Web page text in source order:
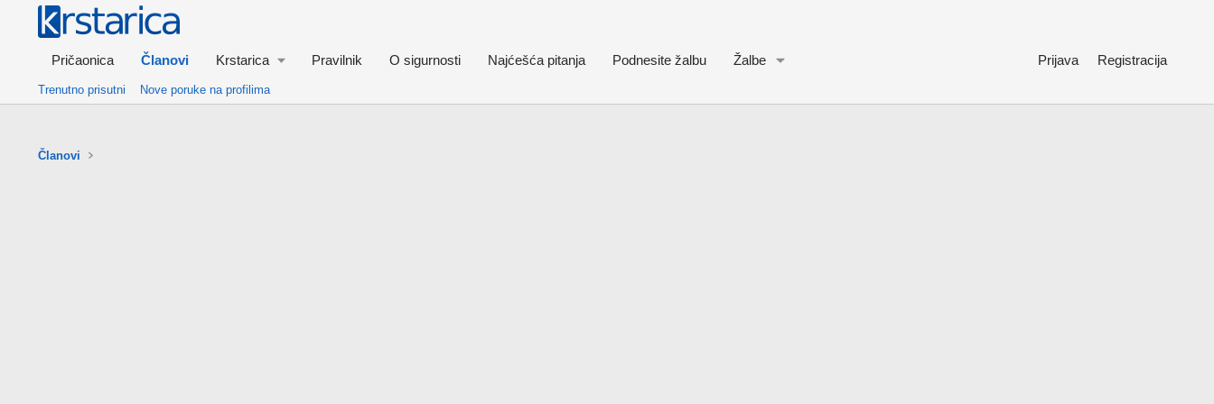
Pričaonica Članovi Krstarica Pravilnik O sigurnosti Najćešća pitanja Podnesite žalbu Žalbe Prijava Registracija
Trenutno prisutni Nove poruke na profilima
Članovi